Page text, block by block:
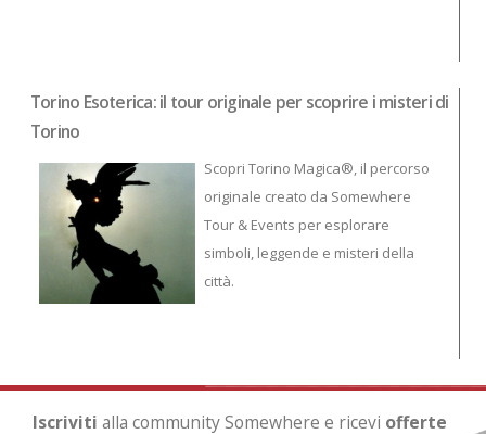
Torino Esoterica: il tour originale per scoprire i misteri di
Torino
Scopri Torino Magica®, il percorso
originale creato da Somewhere
Tour & Events per esplorare
simboli, leggende e misteri della
città.
Iscriviti alla community Somewhere e ricevi offerte